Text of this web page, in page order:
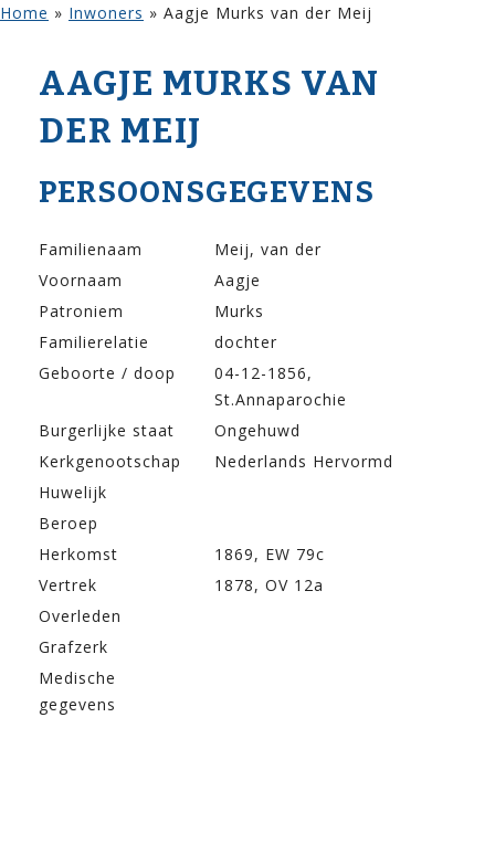
Home » Inwoners » Aagje Murks van der Meij
AAGJE MURKS VAN
DER MEIJ
PERSOONSGEGEVENS
Familienaam
Meij, van der
Voornaam
Aagje
Patroniem
Murks
Familierelatie
dochter
Geboorte / doop
04-12-1856,
St.Annaparochie
Burgerlijke staat
Ongehuwd
Kerkgenootschap
Nederlands Hervormd
Huwelijk
Beroep
Herkomst
1869, EW 79c
Vertrek
1878, OV 12a
Overleden
Grafzerk
Medische
gegevens